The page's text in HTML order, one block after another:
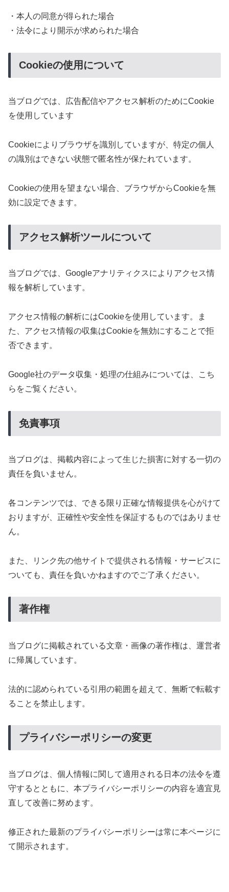
・本人の同意が得られた場合
・法令により開示が求められた場合
Cookieの使用について
当ブログでは、広告配信やアクセス解析のためにCookie
を使用しています
Cookieによりブラウザを識別していますが、特定の個人
の識別はできない状態で匿名性が保たれています。
Cookieの使用を望まない場合、ブラウザからCookieを無
効に設定できます。
アクセス解析ツールについて
当ブログでは、Googleアナリティクスによりアクセス情
報を解析しています。
アクセス情報の解析にはCookieを使用しています。ま
た、アクセス情報の収集はCookieを無効にすることで拒
否できます。
Google社のデータ収集・処理の仕組みについては、こち
らをご覧ください。
免責事項
当ブログは、掲載内容によって生じた損害に対する一切の
責任を負いません。
各コンテンツでは、できる限り正確な情報提供を心がけて
おりますが、正確性や安全性を保証するものではありませ
ん。
また、リンク先の他サイトで提供される情報・サービスに
ついても、責任を負いかねますのでご了承ください。
著作権
当ブログに掲載されている文章・画像の著作権は、運営者
に帰属しています。
法的に認められている引用の範囲を超えて、無断で転載す
ることを禁止します。
プライバシーポリシーの変更
当ブログは、個人情報に関して適用される日本の法令を遵
守するとともに、本プライバシーポリシーの内容を適宜見
直して改善に努めます。
修正された最新のプライバシーポリシーは常に本ページに
て開示されます。